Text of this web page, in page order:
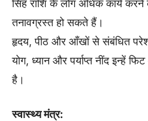
सिंह राशि के लोग अधिक कार्य करने
तनावग्रस्त हो सकते हैं।
हृदय, पीठ और आँखों से संबंधित
योग, ध्यान और पर्याप्त नींद इन्हें
है।
स्वास्थ्य मंत्र: